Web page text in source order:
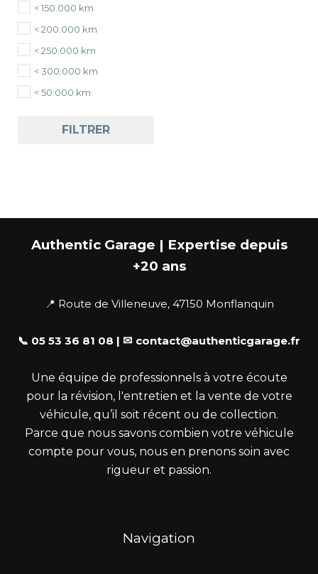
< 150.000 km
< 200.000 km
< 250.000 km
< 300.000 km
< 50.000 km
FILTRER
Authentic Garage | Expertise depuis
+20 ans
📍 Route de Villeneuve, 47150 Monflanquin
📞 05 53 36 81 08 | ✉ contact@authenticgarage.fr
Une équipe de professionnels à votre écoute
pour la révision, l'entretien et la vente de votre
véhicule, qu’il soit récent ou de collection.
Parce que nous savons combien votre véhicule
compte pour vous, nous en prenons soin avec
rigueur et passion.
Navigation